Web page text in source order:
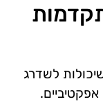
לשדרג